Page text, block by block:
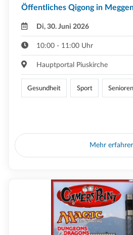
Öffentliches Qigong in
Di, 30. Juni 2026
10:00 - 11:00 Uhr
Hauptportal Piuskirche
Gesundheit Sport Senioren
Mehr